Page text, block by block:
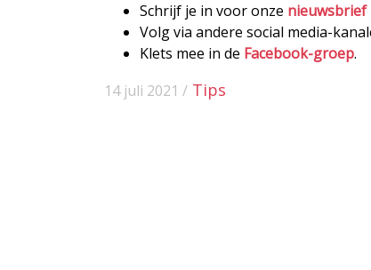
Schrijf je in voor onze nieuwsbrief
Volg via andere social media-
Klets mee in de Facebook-groep.
14 juli 2021 / Tips